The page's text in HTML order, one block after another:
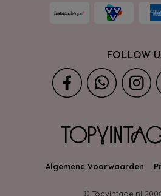
FOLLOW
Algemene Voorwaarden
© Topvintage.nl